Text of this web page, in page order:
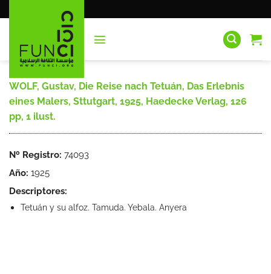
al
WOLF, Gustav, Die Reise nach Tetuán, Das Erlebnis
eines Malers, Sttutgart, 1925, Haedecke Verlag, 126
pp, 1 ilust.
Nº Registro: 74093
Año: 1925
Descriptores:
Tetuán y su alfoz. Tamuda. Yebala. Anyera